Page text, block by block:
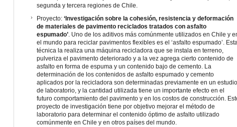
segunda y tercera regiones de Chile.
Proyecto: ‘Investigación sobre la cohesión, resistencia y deformación
de materiales de pavimento reciclados tratados con asfalto
espumado’. Uno de los aditivos más comúnmente utilizados en Chile y
el mundo para reciclar pavimentos flexibles es el ‘asfalto espumado’.
técnica la realiza una máquina recicladora que se instala en terreno,
pulveriza el pavimento deteriorado y a la vez agrega cierto contenido de
asfalto en forma de espuma y un contenido bajo de cemento. La
determinación de los contenidos de asfalto espumado y cemento
aplicados por la recicladora son determinadas previamente en un estudio
de laboratorio, y la cantidad utilizada tiene un importante efecto en el
futuro comportamiento del pavimento y en los costos de construcción.
proyecto de investigación tiene por objetivo mejorar el método de
laboratorio para determinar el contenido óptimo de asfalto utilizado
comúnmente en Chile y en otros países del mundo.